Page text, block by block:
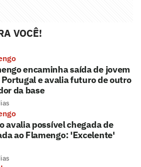
VOCÊ!
encaminha saída de jovem
e avalia futuro de outro
da base
avalia possível chegada de
ao Flamengo: 'Excelente'